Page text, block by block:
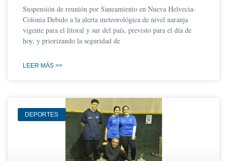
Suspensión de reunión por Saneamiento en Nueva Helvecia-
Colonia Debido a la alerta meteorológica de nivel naranja
vigente para el litoral y sur del país, previsto para el día de
hoy, y priorizando la seguridad de
LEER MÁS >>
DEPORTES